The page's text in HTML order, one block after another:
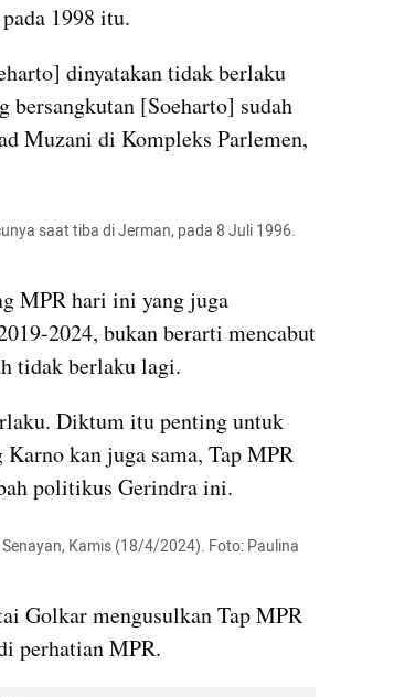
pada 1998 itu.
dinyatakan tidak berlaku
bersangkutan [Soeharto] sudah
Muzani di Kompleks Parlemen,
saat tiba di Jerman, pada 8 Juli 1996.
MPR hari ini yang juga
2024, bukan berarti mencabut
tidak berlaku lagi.
Diktum itu penting untuk
kan juga sama, Tap MPR
politikus Gerindra ini.
Kamis (18/4/2024). Foto: Paulina
Golkar mengusulkan Tap MPR
perhatian MPR.